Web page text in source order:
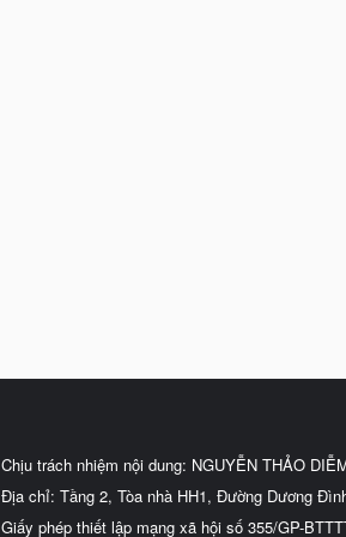
Chịu trách nhiệm nội dung: NGUYỄN THẢO
Địa chỉ: Tầng 2, Tòa nhà HH1, Đường Dương
Giấy phép thiết lập mạng xã hội số 355/GP-